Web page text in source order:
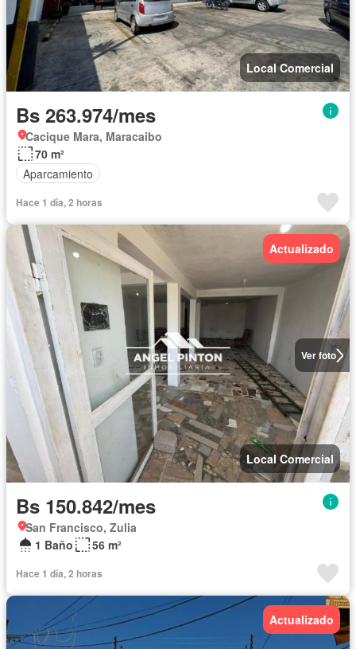
Local Comercial
Bs 263.974/mes
Cacique Mara, Maracaibo
70 m²
Aparcamiento
Hace 1 día, 2 horas
Ver foto
Actualizado
Local Comercial
Bs 150.842/mes
San Francisco, Zulia
1 Baño
56 m²
Hace 1 día, 2 horas
Actualizado